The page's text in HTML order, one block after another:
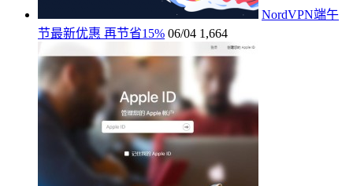
NordVPN端午
节最新优惠 再节省15% 06/04 1,664